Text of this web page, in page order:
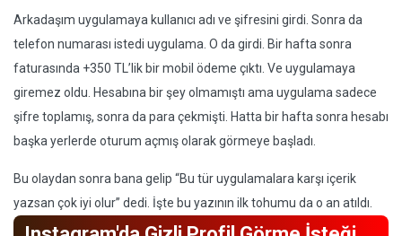
Arkadaşım uygulamaya kullanıcı adı ve şifresini girdi. Sonra da
telefon numarası istedi uygulama. O da girdi. Bir hafta sonra
faturasında +350 TL’lik bir mobil ödeme çıktı. Ve uygulamaya
giremez oldu. Hesabına bir şey olmamıştı ama uygulama sadece
şifre toplamış, sonra da para çekmişti. Hatta bir hafta sonra hesabı
başka yerlerde oturum açmış olarak görmeye başladı.
Bu olaydan sonra bana gelip “Bu tür uygulamalara karşı içerik
yazsan çok iyi olur” dedi. İşte bu yazının ilk tohumu da o an atıldı.